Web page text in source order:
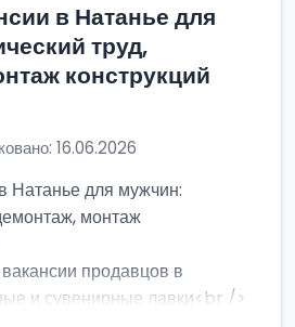
в Натанье для
труд,
конструкций
16.06.2026
Натанье для мужчин:
монтаж
продавцов в
и сувенирные лавки<br />